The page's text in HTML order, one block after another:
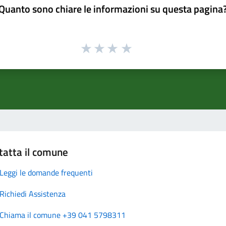
sono chiare le informazioni su questa
il comune
Leggi le domande frequenti
Richiedi Assistenza
Chiama il comune +39 041 5798311